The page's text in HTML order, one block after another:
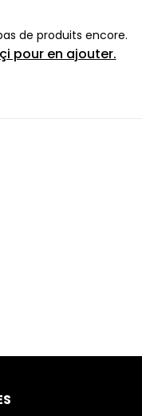
de produits encore.
pour en ajouter.